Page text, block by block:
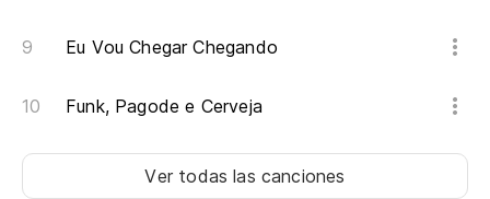
Eu Vou Chegar Chegando
Funk, Pagode e Cerveja
Ver todas las canciones